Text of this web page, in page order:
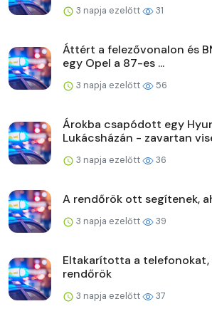
3 napja ezelőtt 31
Áttért a felezővonalon és
egy Opel a 87-es ...
3 napja ezelőtt 56
Árokba csapódott egy
Lukácsházán - zavartan
3 napja ezelőtt 36
A rendőrök ott segítenek,
3 napja ezelőtt 39
Eltakarította a telefonokat,
rendőrök
3 napja ezelőtt 37